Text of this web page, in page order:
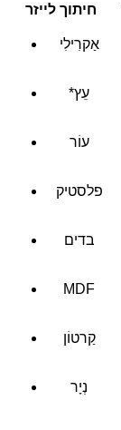
חיתוך לייזר
אַקרִילִי
*עֵץ
עוֹר
פלסטיק
בדים
MDF
קַרטוֹן
נְיָר